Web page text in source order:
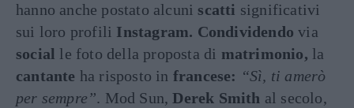
hanno anche postato alcuni scatti significativi
sui loro profili Instagram. Condividendo via
social le foto della proposta di matrimonio, la
cantante ha risposto in francese: “Sì, ti amerò
per sempre”. Mod Sun,Derek Smith al secolo,